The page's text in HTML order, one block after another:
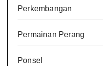
Perkembangan
Permainan Perang
Ponsel